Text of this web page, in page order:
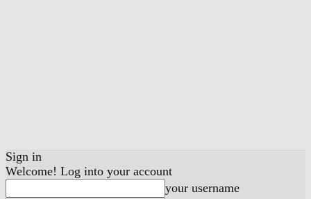
Sign in
Welcome! Log into your account
your username